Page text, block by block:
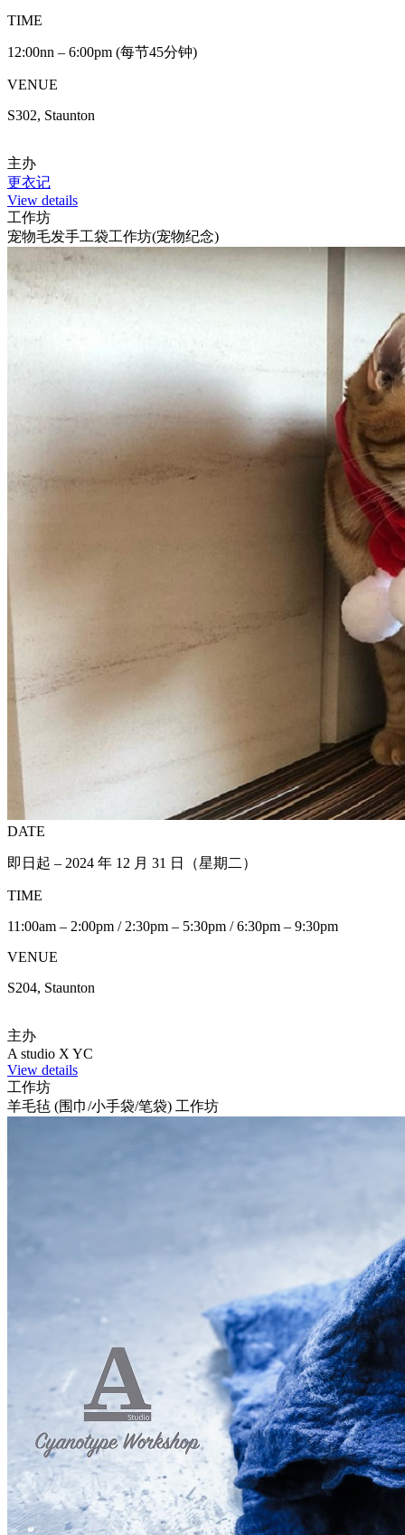
TIME
12:00nn – 6:00pm (每节45分钟)
VENUE
S302, Staunton
主办
更衣记
View details
工作坊
宠物毛发手工袋工作坊(宠物纪念)
DATE
即日起 – 2024 年 12 月 31 日（星期二）
TIME
11:00am – 2:00pm / 2:30pm – 5:30pm / 6:30pm – 9:30pm
VENUE
S204, Staunton
主办
A studio X YC
View details
工作坊
羊毛毡 (围巾/小手袋/笔袋) 工作坊